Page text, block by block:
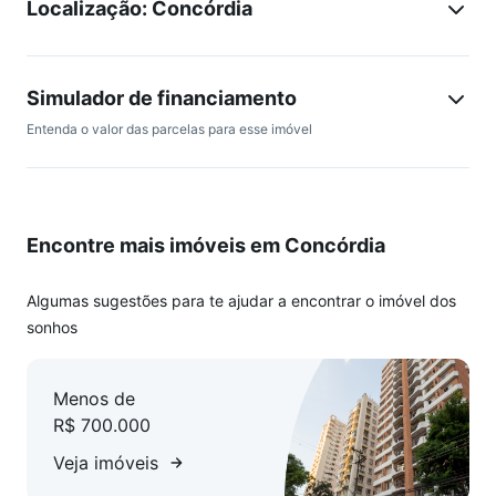
Sala ampla com piso em porcelanato
Cozinha integrada com ótimo espaço e acabamento
Área de serviço independente
2 quartos, sendo 1 suíte, com piso em cerâmica e box em
Área externa ampla, ideal para lazer e convivência
Segundo pavimento
Sala ampla
Diferenciais
2 vagas de garagem cobertas paralelas
Localização: Concórdia
Simulador de financiamento
Entenda o valor das parcelas para esse imóvel
Encontre mais imóveis em Concórdia
Algumas sugestões para te ajudar a encontrar o imóvel dos
sonhos
Menos de
R$ 700.000
Veja imóveis